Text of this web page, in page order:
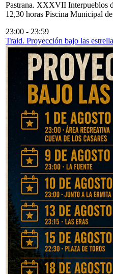
Pastrana. XXXVII Interpueblos
12,30 horas Piscina Municipal de
23:00 - 23:59
Traid. Proyección bajo las